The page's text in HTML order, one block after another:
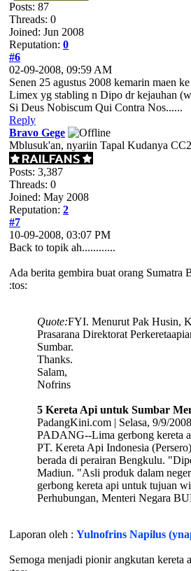
Posts: 87
Threads: 0
Joined: Jun 2008
Reputation: 0
#6
02-09-2008, 09:59 AM
Senen 25 agustus 2008 kemarin maen
Limex yg stabling n Dipo dr kejauhan
Si Deus Nobiscum Qui Contra Nos......
Reply
Bravo Gege
Mblusuk'an, nyariin Tapal Kudanya
Posts: 3,387
Threads: 0
Joined: May 2008
Reputation: 2
#7
10-09-2008, 03:07 PM
Back to topik ah............
Ada berita gembira buat orang Sumatra
:tos:
Quote:FYI. Menurut Pak Husin,
Prasarana Direktorat
Sumbar.
Thanks.
Salam,
Nofrins
5 Kereta Api untuk Sumbar
PadangKini.com | Selasa, 9/9/
PADANG--Lima gerbong kereta
PT. Kereta Api Indonesia
berada di perairan Bengkulu.
Madiun. "Asli produk dalam
gerbong kereta api untuk tujuan
Perhubungan, Menteri Negara
Laporan oleh : Yulnofrins Napilus
Semoga menjadi pionir angkutan kereta